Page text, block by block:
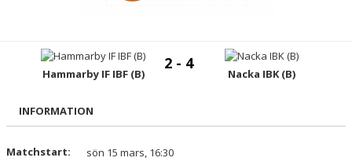
TRUPPEN
BILDGALLERI
Hammarby IF IBF (B)
2 - 4
Nacka IBK (B)
INFORMATION
Matchstart:
sön 15 mars, 16:30